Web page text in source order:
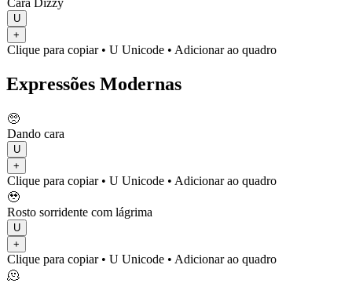
Cara Dizzy
U
+
Clique para copiar• U Unicode • Adicionar ao quadro
Expressões Modernas
🥺
Dando cara
U
+
Clique para copiar• U Unicode • Adicionar ao quadro
🥹
Rosto sorridente com lágrima
U
+
Clique para copiar• U Unicode • Adicionar ao quadro
🫠